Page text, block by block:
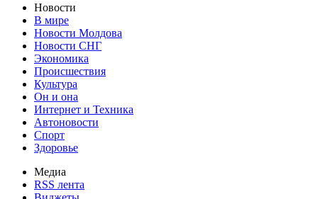
Новости
В мире
Новости Молдова
Новости СНГ
Экономика
Происшествия
Культура
Он и она
Интернет и Техника
Автоновости
Спорт
Здоровье
Медиа
RSS лента